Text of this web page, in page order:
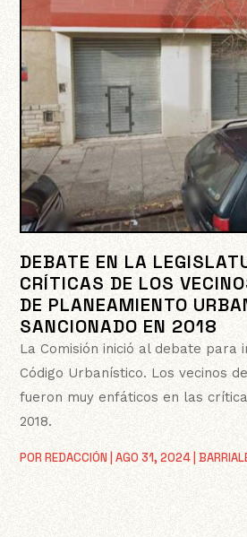
DEBATE EN LA
CRÍTICAS DE LOS
DE PLANEAMIENTO
SANCIONADO EN 2018
PORREDACCIÓN |AGO 31, 2024 |
La Comisión inició al debate para
Código Urbanístico. Los vecinos
fueron muy enfáticos en las
2018.